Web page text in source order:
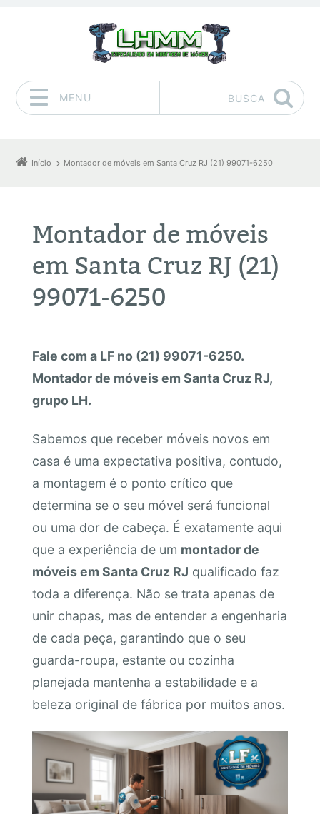
MENU BUSCA
Início Montador de móveis em Santa Cruz RJ (21) 99071-6250
Montador de móveis
em Santa Cruz RJ (21)
99071-6250
Fale com a LF no (21) 99071-6250.
Montador de móveis em Santa Cruz RJ,
grupo LH.
Sabemos que receber móveis novos em
casa é uma expectativa positiva, contudo,
a montagem é o ponto crítico que
determina se o seu móvel será funcional
ou uma dor de cabeça. É exatamente aqui
que a experiência de um montador de
móveis em Santa Cruz RJ qualificado faz
toda a diferença. Não se trata apenas de
unir chapas, mas de entender a engenharia
de cada peça, garantindo que o seu
guarda-roupa, estante ou cozinha
planejada mantenha a estabilidade e a
beleza original de fábrica por muitos anos.